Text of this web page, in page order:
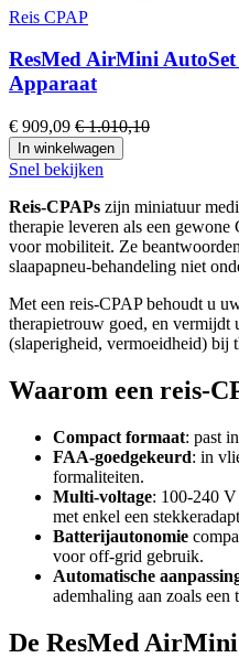
Reis CPAP
ResMed AirMini
Apparaat
€ 909,09 € 1.010,10
In winkelwagen
Snel bekijken
Reis-CPAPs zijn miniatuur
therapie leveren als een
voor mobiliteit. Ze
slaapapneu-behandeling niet
Met een reis-CPAP behoudt u
therapietrouw goed, en vermijdt
(slaperigheid, vermoeidheid) bij
Waarom een reis-
Compact formaat: past
FAA-goedgekeurd: in
formaliteiten.
Multi-voltage: 100-240
met enkel een
Batterijautonomie
voor off-grid gebruik.
Automatische
ademhaling aan zoals een
De ResMed